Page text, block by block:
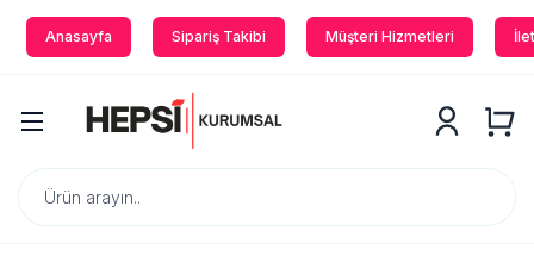
Anasayfa Sipariş Takibi Müşteri Hizmetleri